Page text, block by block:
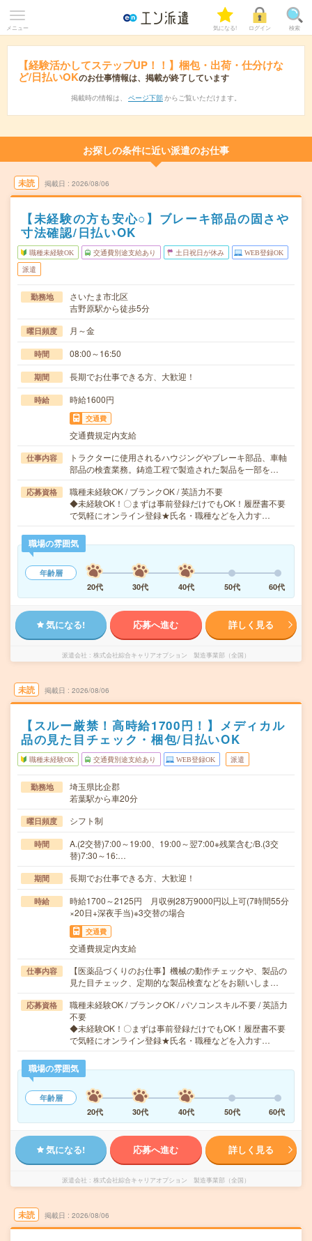
メニュー 気になる! ログイン 検索
【経験活かしてステップUP！！】梱包・出荷・仕分けな
ど/日払いOKのお仕事情報は、掲載が終了しています
掲載時の情報は、 ページ下部 からご覧いただけます。
お探しの条件に近い派遣のお仕事
未読 掲載日 2026/08/06
【未経験の方も安心○】ブレーキ部品の固さや
寸法確認/日払いOK
職種未経験OK 交通費別途支給あり 土日祝日が休み WEB登録OK
派遣
勤務地
さいたま市北区
吉野原駅から徒歩5分
曜日頻度 月～金
時間 08:00～16:50
期間 長期でお仕事できる方、大歓迎！
時給 時給1600円
交通費
交通費規定内支給
仕事内容
トラクターに使用されるハウジングやブレーキ部品、車軸
部品の検査業務。鋳造工程で製造された製品を一部を…
応募資格
職種未経験OK / ブランクOK / 英語力不要
◆未経験OK！〇まずは事前登録だけでもOK！履歴書不要
で気軽にオンライン登録★氏名・職種などを入力す…
職場の雰囲気
年齢層
20代
30代 40代 50代 60代
気になる! 応募へ進む 詳しく見る
派遣会社 株式会社綜合キャリアオプション 製造事業部（全国）
未読 掲載日 2026/08/06
【スルー厳禁！高時給1700円！】メディカル
品の見た目チェック・梱包/日払いOK
職種未経験OK 交通費別途支給あり WEB登録OK 派遣
勤務地
埼玉県比企郡
若葉駅から車20分
曜日頻度 シフト制
時間
A.(2交替)7:00～19:00、19:00～翌7:00※残業含む/B.(3交
替)7:30～16:…
期間 長期でお仕事できる方、大歓迎！
時給
時給1700～2125円 月収例28万9000円以上可(7時間55分
×20日+深夜手当)※3交替の場合
交通費
交通費規定内支給
仕事内容
【医薬品づくりのお仕事】機械の動作チェックや、製品の
見た目チェック、定期的な製品検査などをお願いしま…
応募資格
職種未経験OK / ブランクOK / パソコンスキル不要 / 英語力
不要
◆未経験OK！〇まずは事前登録だけでもOK！履歴書不要
で気軽にオンライン登録★氏名・職種などを入力す…
職場の雰囲気
年齢層
20代
30代 40代 50代 60代
気になる! 応募へ進む 詳しく見る
派遣会社 株式会社綜合キャリアオプション 製造事業部（全国）
未読 掲載日 2026/08/06